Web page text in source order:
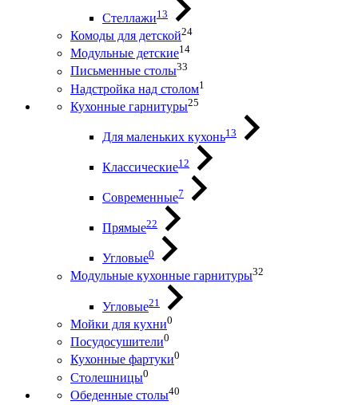
Стеллажи13
Комоды для детской24
Модульные детские14
Письменные столы33
Надстройка над столом1
Кухонные гарнитуры25
Для маленьких кухонь13
Классические12
Современные7
Прямые22
Угловые0
Модульные кухонные гарнитуры32
Угловые21
Мойки для кухни0
Посудосушители0
Кухонные фартуки0
Столешницы0
Обеденные столы40